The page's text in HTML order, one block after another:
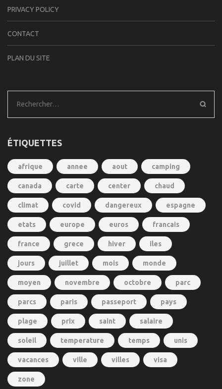
PRIVACY POLICY
CONTACT
PLAN DU SITE
Rechercher :
ÉTIQUETTES
afrique annee aout camping
canada carte center chaud
climat covid dangereux espagne
etats europe euros francais
france grece hiver iles
jours juillet mois monde
moyen novembre octobre parc
parcs paris passeport pays
plage prix saint salaire
soleil temperature temps unis
vacances ville villes visa
zone